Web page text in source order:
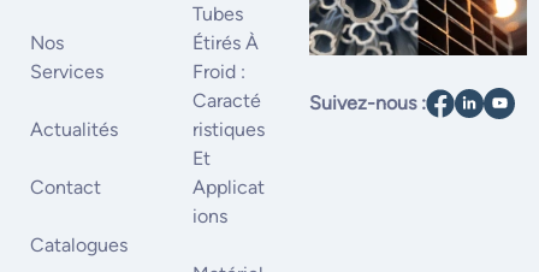
Nos
Services
Actualités
Contact
Catalogues
Tubes
Étirés À
Froid :
Caracté
Ristiques
Et
Applicat
Ions
Suivez-nous :